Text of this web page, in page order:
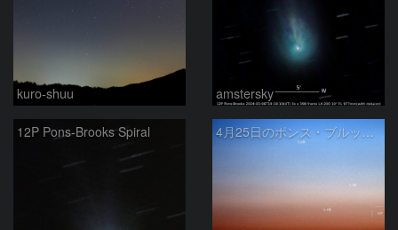
kuro-shuu amstersky
12P Pons-Brooks Spiral 4月25日のポンス・ブルックス彗星(12P)